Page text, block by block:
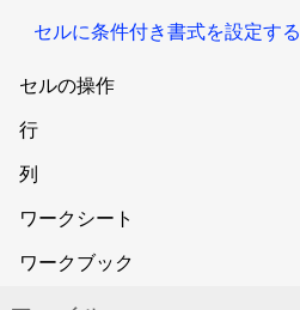
セルに条件付き書式を設定する
セルの操作
行
列
ワークシート
ワークブック